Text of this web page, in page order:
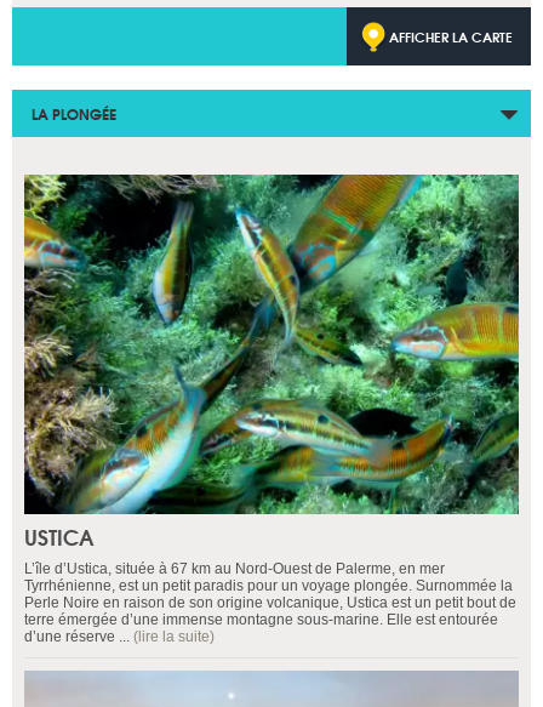
AFFICHER LA CARTE
LA PLONGÉE
USTICA
L’île d’Ustica, située à 67 km au Nord-Ouest de Palerme, en mer
Tyrrhénienne, est un petit paradis pour un voyage plongée. Surnommée la
Perle Noire en raison de son origine volcanique, Ustica est un petit bout de
terre émergée d’une immense montagne sous-marine. Elle est entourée
d’une réserve ... (lire la suite)